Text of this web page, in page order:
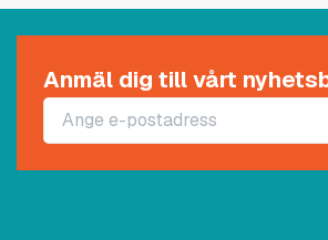
Anmäl dig till vårt